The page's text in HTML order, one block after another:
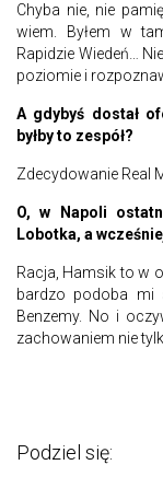
Chyba nie, nie
wiem. Byłem w
Rapidzie Wiedeń…
poziomie i
A gdybyś dostał
byłby to zespół?
Zdecydowanie Real
O, w Napoli
Lobotka, a
Racja, Hamsik to w
bardzo podoba mi
Benzemy. No i
zachowaniem nie
Podziel się: